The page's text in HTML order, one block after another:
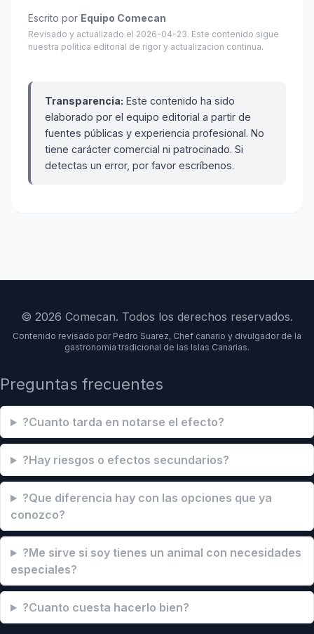
Escrito por Equipo Comecan
Revisado y actualizado el 2026-04-23. Este contenido sigue
nuestra politica editorial de rigor y actualizacion continua.
Transparencia: Este contenido ha sido
elaborado por el equipo editorial a partir de
fuentes públicas y experiencia profesional. No
tiene carácter comercial ni patrocinado. Si
detectas un error, por favor escríbenos.
© 2026 Comecan. Todos los derechos reservados.
Contenido revisado por Pedro Suarez, Chef canario y divulgador de la
gastronomia tradicional de las Islas Canarias.
Preguntas frecuentes
?Cuanto tarda en notarse el efecto?
?Hay riesgos o efectos secundarios?
?Que diferencia hay con las opciones que ya
conozco?
?Me sirve si soy tienes un animal con necesidades
especiales?
?Cuanto cuesta hacerlo bien?